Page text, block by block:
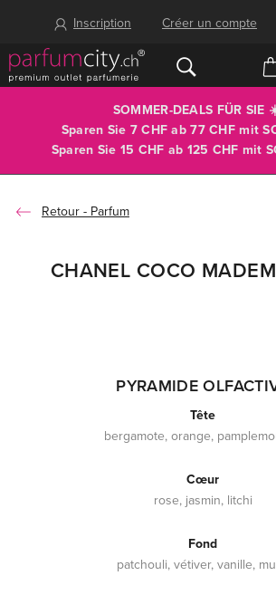
Inscription Créer un compte
SOMMER-DEALS FÜR SIE
Sparen Sie 7 CHF ab 77 CHF mit
Sparen Sie 15 CHF ab 125 CHF mit
Parfum
CHANEL COCO
PYRAMIDE
Tête
bergamote, orange,
Cœur
rose, jasmin, litchi
Fond
patchouli, vétiver, vanille,